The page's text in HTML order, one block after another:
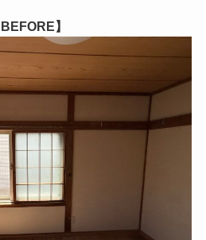
BEFORE】